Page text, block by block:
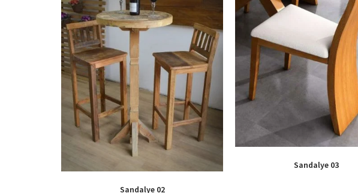
Sandalye 02
Sandalye 03